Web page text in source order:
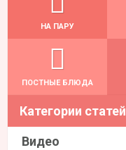
НА ПАРУ
ПОСТНЫЕ БЛЮДА
Категории статей
Видео